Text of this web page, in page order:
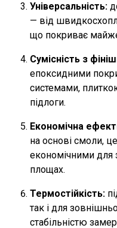
Універсальність:
— від
що покриває майже
Сумісність з
епоксидними
системами,
підлоги.
Економічна
на основі смоли,
економічними для
площах.
Термостійкість:
так і для
стабільністю